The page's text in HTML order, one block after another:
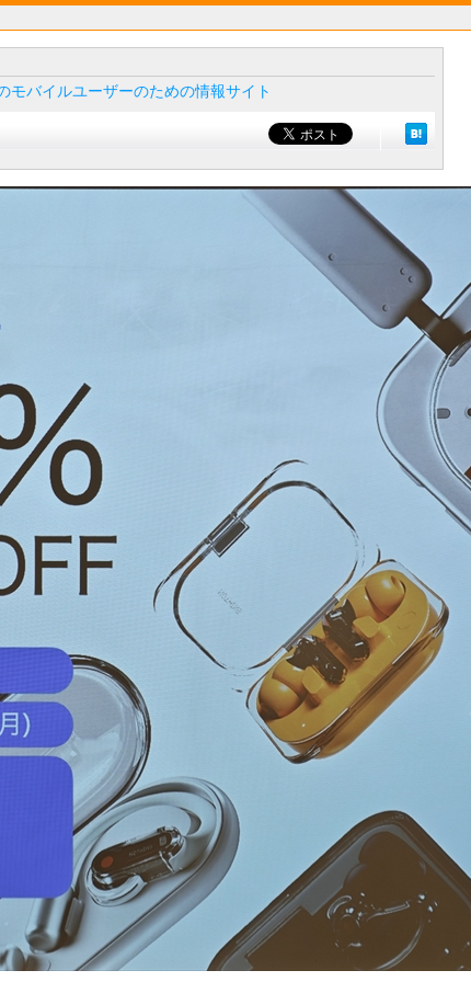
モバイルユーザーのための情報サイト